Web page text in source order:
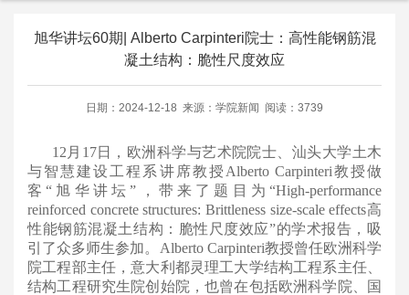
旭华讲坛60期| Alberto Carpinteri院士：高性能钢筋混
凝土结构：脆性尺度效应
日期：2024-12-18 来源：学院新闻 阅读：3739
12月17日，欧洲科学与艺术院院士、汕头大学土木
与智慧建设工程系讲席教授Alberto Carpinteri教授做
客“旭华讲坛”，带来了题目为“High-performance
reinforced concrete structures: Brittleness size-scale effects高
性能钢筋混凝土结构：脆性尺度效应”的学术报告，吸
引了众多师生参加。Alberto Carpinteri教授曾任欧洲科学
院工程部主任，意大利都灵理工大学结构工程系主任、
结构工程研究生院创始院，也曾在包括欧洲科学院、国